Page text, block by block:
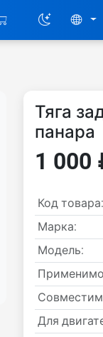
Тяга
панара
1 000
Код товара:
Марка:
Модель:
Для